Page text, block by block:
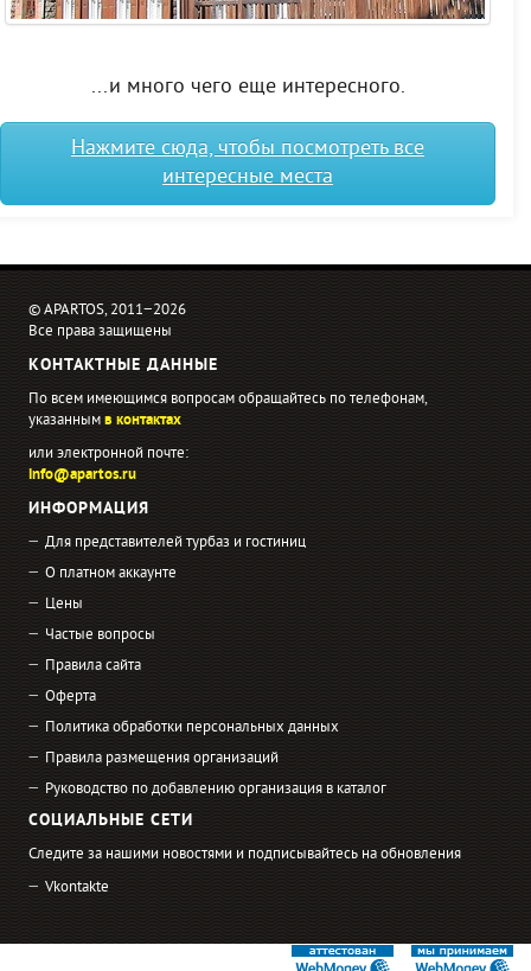
...и много чего еще интересного.
Нажмите сюда, чтобы посмотреть все
интересные места
© APARTOS, 2011−2026
Все права защищены
КОНТАКТНЫЕ ДАННЫЕ
По всем имеющимся вопросам обращайтесь по телефонам,
указаннымв контактах
или электронной почте:
info@apartos.ru
ИНФОРМАЦИЯ
Для представителей турбаз и гостиниц
О платном аккаунте
Цены
Частые вопросы
Правила сайта
Оферта
Политика обработки персональных данных
Правила размещения организаций
Руководство по добавлению организация в каталог
СОЦИАЛЬНЫЕ СЕТИ
Следите за нашими новостями и подписывайтесь на обновления
Vkontakte